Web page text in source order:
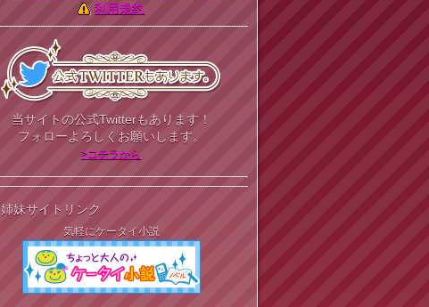
利用規約
当サイトの公式Twitterもあります！
フォローよろしくお願いします。
>コチラから
姉妹サイトリンク
気軽にケータイ小説